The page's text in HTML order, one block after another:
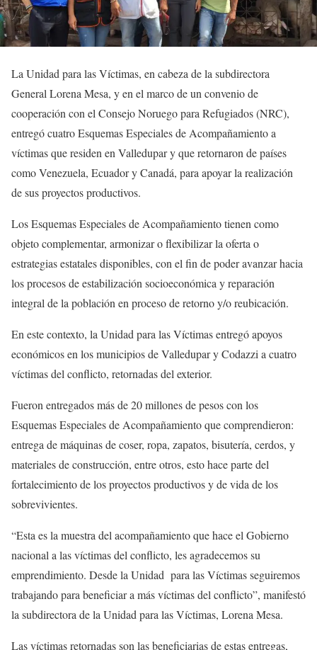
La Unidad para las Víctimas, en cabeza de la subdirectora
General Lorena Mesa, y en el marco de un convenio de
cooperación con el Consejo Noruego para Refugiados (NRC),
entregó cuatro Esquemas Especiales de Acompañamiento a
víctimas que residen en Valledupar y que retornaron de países
como Venezuela, Ecuador y Canadá, para apoyar la realización
de sus proyectos productivos.
Los Esquemas Especiales de Acompañamiento tienen como
objeto complementar, armonizar o flexibilizar la oferta o
estrategias estatales disponibles, con el fin de poder avanzar hacia
los procesos de estabilización socioeconómica y reparación
integral de la población en proceso de retorno y/o reubicación.
En este contexto, la Unidad para las Víctimas entregó apoyos
económicos en los municipios de Valledupar y Codazzi a cuatro
víctimas del conflicto, retornadas del exterior.
Fueron entregados más de 20 millones de pesos con los
Esquemas Especiales de Acompañamiento que comprendieron:
entrega de máquinas de coser, ropa, zapatos, bisutería, cerdos, y
materiales de construcción, entre otros, esto hace parte del
fortalecimiento de los proyectos productivos y de vida de los
sobrevivientes.
“Esta es la muestra del acompañamiento que hace el Gobierno
nacional a las víctimas del conflicto, les agradecemos su
emprendimiento. Desde la Unidad para las Víctimas seguiremos
trabajando para beneficiar a más víctimas del conflicto”, manifestó
la subdirectora de la Unidad para las Víctimas, Lorena Mesa.
Las víctimas retornadas son las beneficiarias de estas entregas,